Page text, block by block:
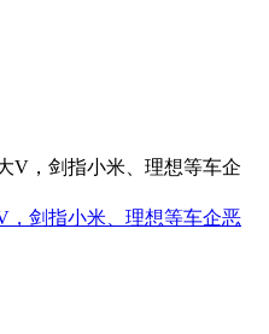
，剑指小米、理想等车企恶